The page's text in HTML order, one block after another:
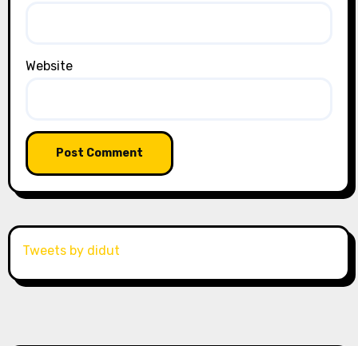
Website
Tweets by didut